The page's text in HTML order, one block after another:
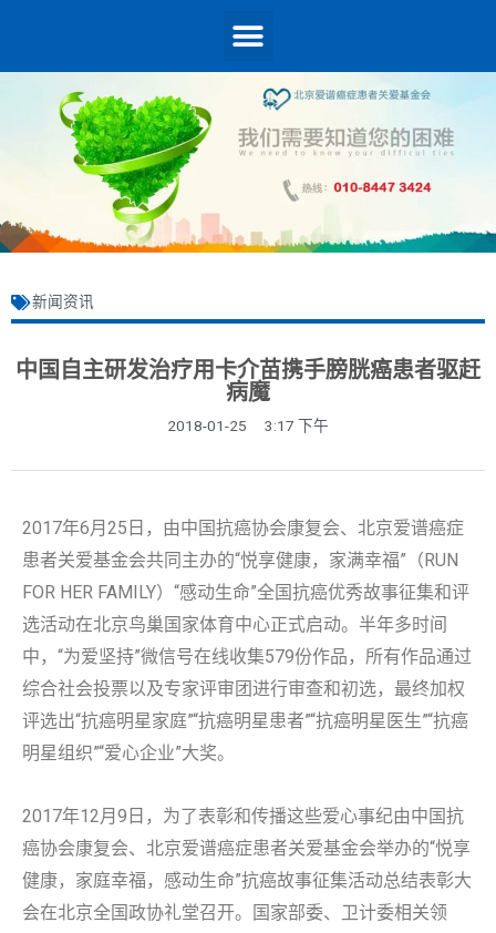
新闻资讯
中国自主研发治疗用卡介苗携手膀胱癌患者驱赶
病魔
2018-01-25 3:17 下午
2017年6月25日，由中国抗癌协会康复会、北京爱谱癌症
患者关爱基金会共同主办的“悦享健康，家满幸福”（RUN
FOR HER FAMILY）“感动生命”全国抗癌优秀故事征集和评
选活动在北京鸟巢国家体育中心正式启动。半年多时间
中，“为爱坚持”微信号在线收集579份作品，所有作品通过
综合社会投票以及专家评审团进行审查和初选，最终加权
评选出“抗癌明星家庭”“抗癌明星患者”“抗癌明星医生”“抗癌
明星组织”“爱心企业”大奖。
2017年12月9日，为了表彰和传播这些爱心事纪由中国抗
癌协会康复会、北京爱谱癌症患者关爱基金会举办的“悦享
健康，家庭幸福，感动生命”抗癌故事征集活动总结表彰大
会在北京全国政协礼堂召开。国家部委、卫计委相关领